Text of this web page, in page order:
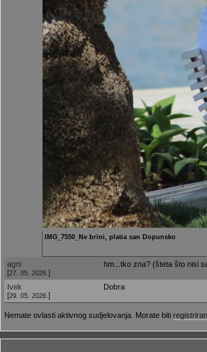
IMG_7550_Ne brini, platia san Dopunsko
agni
[27. 05. 2026. ]
hm...tko zna? (šteta što nisi
Ivek
[29. 05. 2026. ]
Dobra
Nemate ovlasti aktivnog sudjelovanja. Morate biti